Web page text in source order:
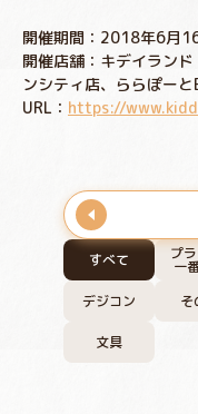
すべて プ
一
デジコン そ
文具
開催期間：2018年6月
開催店舗：キデイラン
ンシティ店、ららぽーと
URL： https://